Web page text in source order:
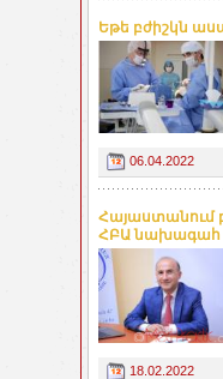
Եթե բժիշկն
06.04.2022
Հայաստանում
ՀԲԱ նախագահ
18.02.2022